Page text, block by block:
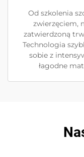
Od szkolenia
zwierzęciem,
zatwierdzoną
Technologia
sobie z
łagodne